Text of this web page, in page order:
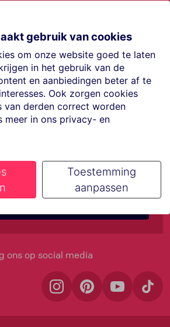
aan
op je
vakantie
ons op social media
gebruik van cookies
om onze website goed te laten
in het gebruik van de
en aanbiedingen beter af te
Ook zorgen cookies
van derden correct worden
meer in ons privacy- en
Toestemming
aanpassen